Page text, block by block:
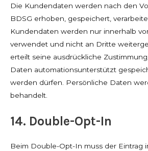
Die Kundendaten werden nach den
BDSG erhoben, gespeichert,
Kundendaten werden nur innerhalb
verwendet und nicht an Dritte
erteilt seine ausdrückliche
Daten automationsunterstützt
werden dürfen. Persönliche Daten
behandelt.
14. Double-Opt-In
Beim Double-Opt-In muss der Eintrag